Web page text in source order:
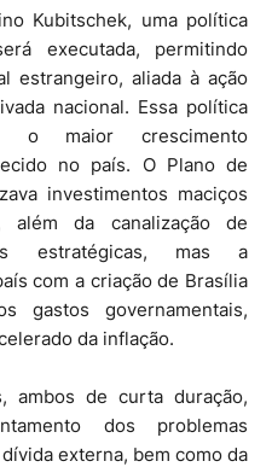
Kubitschek, uma política
executada, permitindo
estrangeiro, aliada à ação
nacional. Essa política
o maior crescimento
no país. O Plano de
investimentos maciços
da canalização de
estratégicas, mas a
com a criação de Brasília
gastos governamentais,
da inflação.
ambos de curta duração,
dos problemas
externa, bem como da